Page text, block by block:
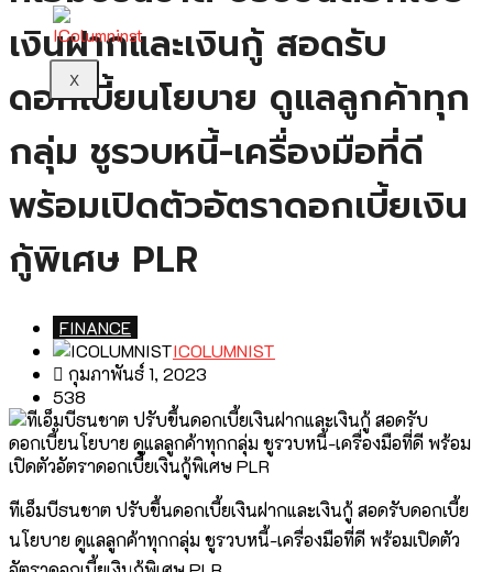
X
เงินฝากและเงินกู้ สอดรับ
ดอกเบี้ยนโยบาย ดูแลลูกค้าทุก
กลุ่ม ชูรวบหนี้-เครื่องมือที่ดี
พร้อมเปิดตัวอัตราดอกเบี้ยเงิน
กู้พิเศษ PLR
FINANCE
ICOLUMNIST
กุมภาพันธ์ 1, 2023
538
ทีเอ็มบีธนชาต ปรับขึ้นดอกเบี้ยเงินฝากและเงินกู้ สอดรับดอกเบี้ย
นโยบาย ดูแลลูกค้าทุกกลุ่ม ชูรวบหนี้-เครื่องมือที่ดี พร้อมเปิดตัว